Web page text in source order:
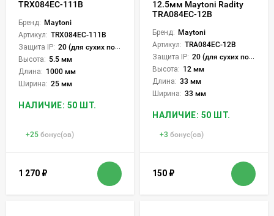
TRX084EC-111B
Бренд: Maytoni
Артикул: TRX084EC-111B
Защита IP: 20 (для сухих пом.)
Высота: 5.5 мм
Длина: 1000 мм
Ширина: 25 мм
НАЛИЧИЕ: 50 ШТ.
+25 бонус(ов)
1 270 ₽
12.5мм Maytoni Radity
TRA084EC-12B
Бренд: Maytoni
Артикул: TRA084EC-12B
Защита IP: 20 (для сухих пом.)
Высота: 12 мм
Длина: 33 мм
Ширина: 33 мм
НАЛИЧИЕ: 50 ШТ.
+3 бонус(ов)
150 ₽